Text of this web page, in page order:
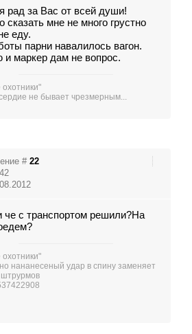
рад за Вас от всей души!
сказать мне не много грустно
еду.
парни навалилось вагон.
и маркер дам не вопрос.
не бывает чрезмерным...
# 22
че с транспортом решили?На
нананесеный удар в спину заменяет